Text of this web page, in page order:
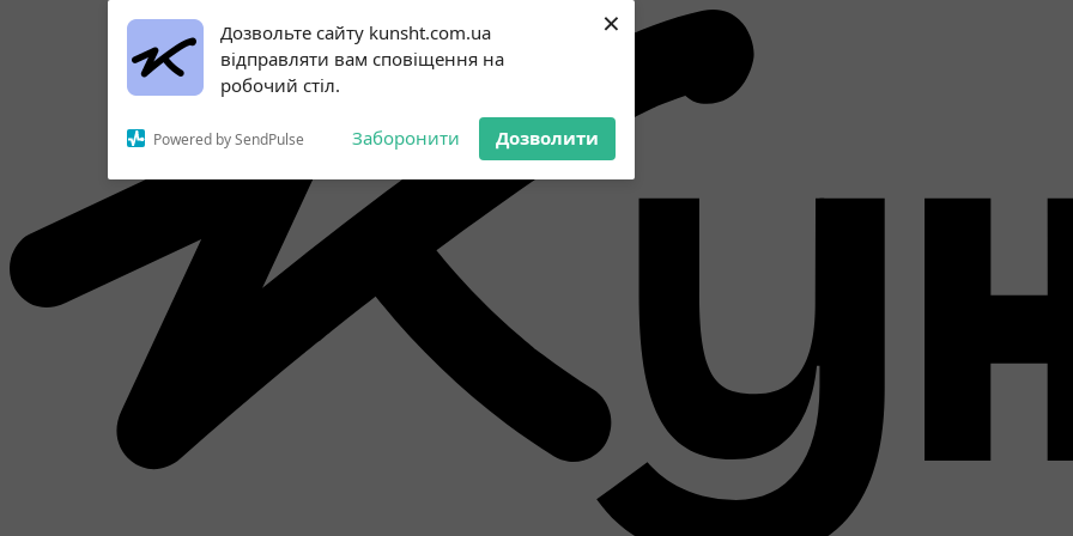
Дозвольте сайту kunsht.com.ua
відправляти вам сповіщення на
робочий стіл.
Powered by SendPulse Заборонити Дозволити
×
Subscribe to our
notifications!
To enable permission prompts, click
on the notification icon